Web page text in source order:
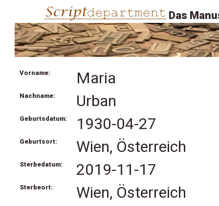
Das
Vorname: Maria
Nachname: Urban
Geburtsdatum: 1930-04-27
Geburtsort: Wien, Österreich
Sterbedatum: 2019-11-17
Sterbeort: Wien, Österreich